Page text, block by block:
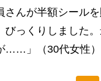
さんが半額シール
びっくりしました
……」（30代女性）